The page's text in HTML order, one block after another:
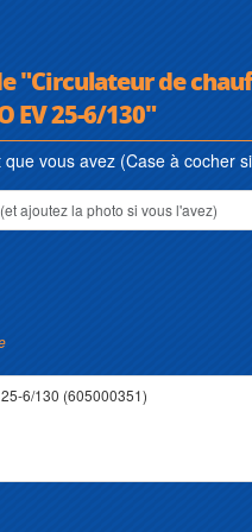
"Circulateur de
EV 25-6/130"
vous avez (Case à cocher